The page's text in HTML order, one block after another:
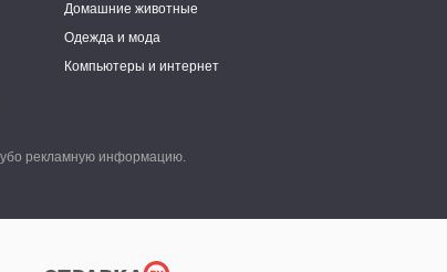
Домашние животные
Одежда и мода
Компьютеры и интернет
рекламную информацию.